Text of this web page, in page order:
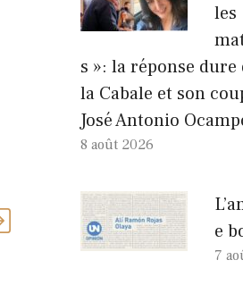
les
s »: la réponse dure
la Cabale et son
José Antonio
8 août 2026
e
7